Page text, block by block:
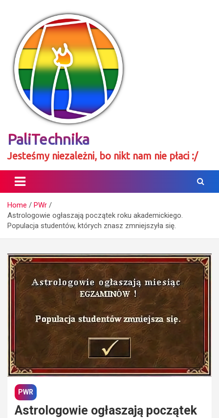
PaliTechnika
Jesteśmy niezależni, bo nikt nam nie płaci :/
Home
PWr
Astrologowie ogłaszają początek roku akademickiego.
Populacja studentów, których znasz zmniejszyła się.
PWR
Astrologowie ogłaszają początek